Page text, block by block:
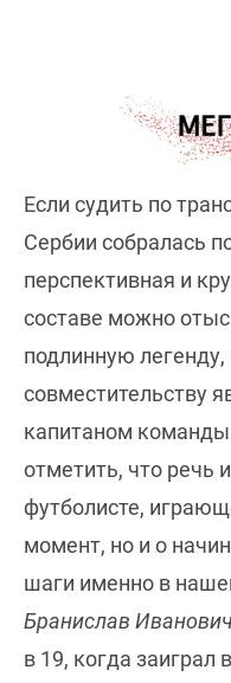
Если судить по
Сербии собралась
перспективная и
составе можно
подлинную легенду,
совместительству
капитаном
отметить, что речь
футболисте,
момент, но и о
шаги именно в
Бранислав Иванович
в 19, когда заиграл